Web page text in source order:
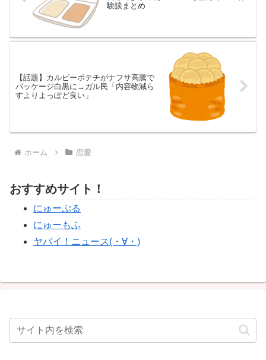
験談まとめ
【話題】カルビーポテチがナフサ高騰で
パッケージ白黒に→ガル民「内容物減ら
すよりよっぽど良い」
ホーム 恋愛
おすすめサイト！
にゅーぷる
にゅーもふ
ヤバイ！ニュース(・∀・)